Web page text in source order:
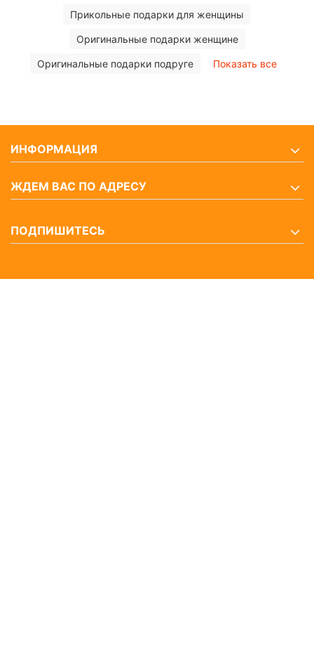
Прикольные подарки для женщины
Оригинальные подарки женщине
Оригинальные подарки подруге Показать все
ИНФОРМАЦИЯ
ЖДЕМ ВАС ПО АДРЕСУ
ПОДПИШИТЕСЬ